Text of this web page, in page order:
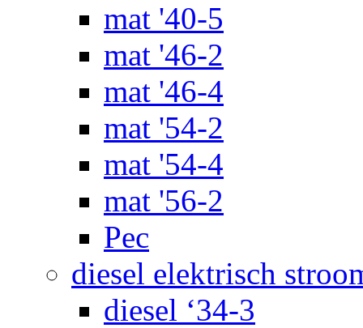
mat '40-5
mat '46-2
mat '46-4
mat '54-2
mat '54-4
mat '56-2
Pec
diesel elektrisch
diesel ‘34-3